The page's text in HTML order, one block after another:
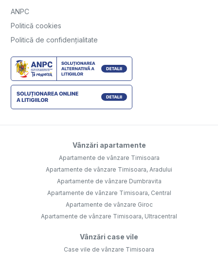
ANPC
Politică cookies
Politică de confidențialitate
Vânzări apartamente
Apartamente de vânzare Timisoara
Apartamente de vânzare Timisoara, Aradului
Apartamente de vânzare Dumbravita
Apartamente de vânzare Timisoara, Central
Apartamente de vânzare Giroc
Apartamente de vânzare Timisoara, Ultracentral
Vânzări case vile
Case vile de vânzare Timisoara